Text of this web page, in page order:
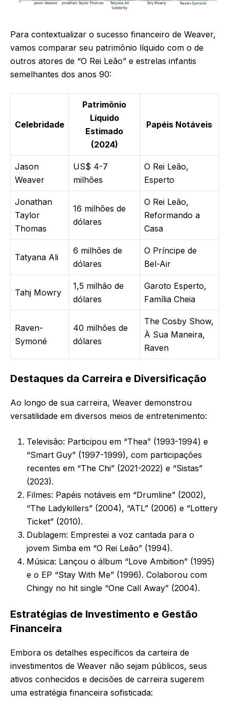
Para contextualizar o sucesso financeiro de Weaver,
vamos comparar seu patrimônio líquido com o de
outros atores de “O Rei Leão” e estrelas infantis
semelhantes dos anos 90:
Celebridade
Patrimônio
Líquido
Estimado
(2024)
Papéis Notáveis
Jason
Weaver
US$ 4-7
milhões
O Rei Leão,
Esperto
Jonathan
Taylor
Thomas
16 milhões de
dólares
O Rei Leão,
Reformando a
Casa
Tatyana Ali
6 milhões de
dólares
O Príncipe de
Bel-Air
Tahj Mowry
1,5 milhão de
dólares
Garoto Esperto,
Família Cheia
Raven-
Symoné
40 milhões de
dólares
The Cosby Show,
À Sua Maneira,
Raven
Destaques da Carreira e Diversificação
Ao longo de sua carreira, Weaver demonstrou
versatilidade em diversos meios de entretenimento:
Televisão: Participou em “Thea” (1993-1994) e
“Smart Guy” (1997-1999), com participações
recentes em “The Chi” (2021-2022) e “Sistas”
(2023).
Filmes: Papéis notáveis em “Drumline” (2002),
“The Ladykillers” (2004), “ATL” (2006) e “Lottery
Ticket” (2010).
Dublagem: Emprestei a voz cantada para o
jovem Simba em “O Rei Leão” (1994).
Música: Lançou o álbum “Love Ambition” (1995)
e o EP “Stay With Me” (1996). Colaborou com
Chingy no hit single “One Call Away” (2004).
Estratégias de Investimento e Gestão
Financeira
Embora os detalhes específicos da carteira de
investimentos de Weaver não sejam públicos, seus
ativos conhecidos e decisões de carreira sugerem
uma estratégia financeira sofisticada: